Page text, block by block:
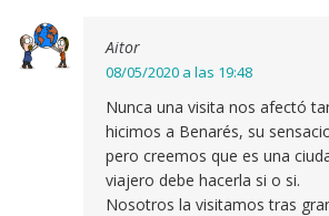
Aitor
08/05/2020 a las 19:48
Nunca una visita nos afectó
hicimos a Benarés, su
pero creemos que es una
viajero debe hacerla si o si.
Nosotros la visitamos tras